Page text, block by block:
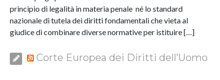
principio di legalità in materia penale né lo standard
nazionale di tutela dei diritti fondamentali che vieta al
giudice di combinare diverse normative per istituire […]
Corte Europea dei Diritti dell’Uomo